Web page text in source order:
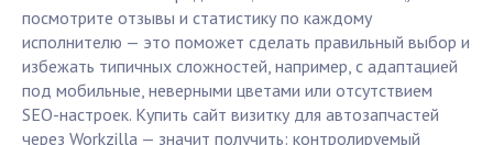
посмотрите отзывы и статистику по каждому
исполнителю — это поможет сделать правильный выбор и
избежать типичных сложностей, например, с адаптацией
под мобильные, неверными цветами или отсутствием
SEO-настроек. Купить сайт визитку для автозапчастей
через Workzilla — значит получить: контролируемый